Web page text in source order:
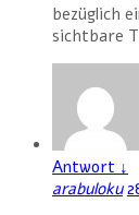
bezüglich
sichtbare
Antwort ↓
arabuloku